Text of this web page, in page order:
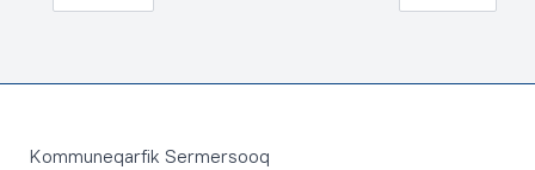
Kommuneqarfik Sermersooq